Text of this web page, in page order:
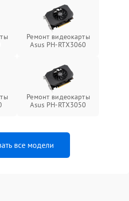
Ремонт видеокарты
Asus PH-RTX3060
Ремонт видеокарты
Asus PH-RTX3050
все модели